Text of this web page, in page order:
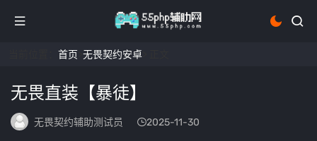
首页 无畏契约安卓
无畏直装【暴徒】
无畏契约辅助测试员 2025-11-30